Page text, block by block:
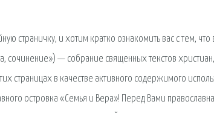
страничку, и хотим кратко ознакомить вас с тем,
сочинение») — собрание священных текстов
страницах в качестве активного содержимого
островка «Семья и Вера»! Перед Вами